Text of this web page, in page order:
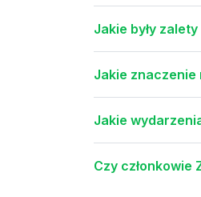
Jakie były
Jakie znaczenie
Jakie
Czy członkowie